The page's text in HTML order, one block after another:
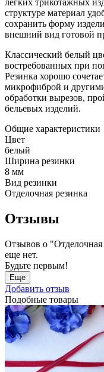
структуре материал
сохранить форму
внешний вид готовой
Классический белый
востребованных при
Резинка хорошо
микрофиброй и
обработки вырезов,
бельевых изделий.
Общие характеристики
Цвет
белый
Ширина резинки
8 мм
Вид резинки
Отделочная резинка
Отзывы
Отзывов о
еще нет.
Будьте первым!
Еще
Добавить отзыв
Подобные товары